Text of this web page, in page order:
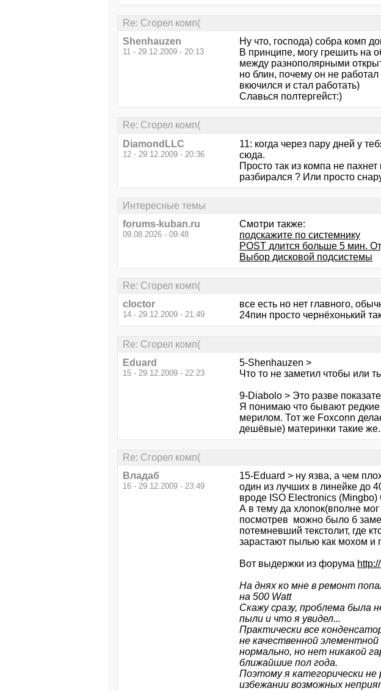
Re: Сгорел комп(
Shenhauzen
11 - 29.12.2009 - 20:13
Ну что, господа) собра комп
В принципе, могу грешить на
между разнополярными
но блин, почему он не
вкючился и стал работать)
Славься полтергейст:)
Re: Сгорел комп(
DiamondLLC
12 - 29.12.2009 - 20:36
11: когда через пару дней у
сюда.
Просто так из компа не
разбирался ? Или просто
Интересные темы
forums-kuban.ru
09.08.2026 - 09:48
Смотри также:
подскажите по системнику
POST длится больше 5 мин.
Выбор дисковой подсистемы
Re: Сгорел комп(
cloctor
14 - 29.12.2009 - 21:49
все есть но нет главного,
24пин просто чернёхонький
Re: Сгорел комп(
Eduard
15 - 29.12.2009 - 22:23
5-Shenhauzen >
Что то не заметил чтобы или
9-Diabolo > Это разве
Я понимаю что бывают редкие
мерилом. Тот же Foxconn
дешёвые) материнки такие же.
Re: Сгорел комп(
Владаб
16 - 29.12.2009 - 23:49
15-Eduard > ну язва, а чем
один из лучших в линейке до
вроде ISO Electronics (Mingbo)
А в тему да хлопок(вполне
посмотрев можно было б
потемневший текстолит, где
зарастают пылью как мохом и
Вот выдержки из форума
На днях ко мне в ремонт
на 500 Watt
Скажу сразу, проблема была
пыли и что я увидел...
Практически все
не качественной
нормально, но нет никакой
ближайшие пол года.
Поэтому я категорически не
избежании возможных